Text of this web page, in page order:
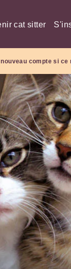
cat sitter
compte si ce